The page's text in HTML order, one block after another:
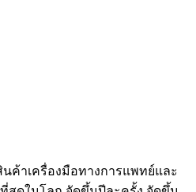
นค้าเครื่องมือทางการแพทย์และ